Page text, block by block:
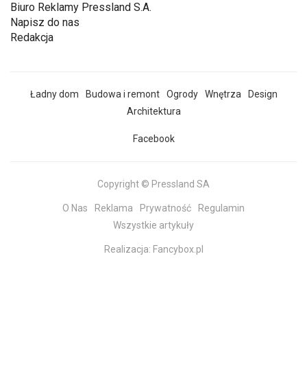
Biuro Reklamy Pressland S.A.
Napisz do nas
Redakcja
Ładny dom Budowa i remont Ogrody Wnętrza
Design
Architektura
Facebook
Copyright © Pressland SA
O Nas Reklama Prywatność
Regulamin
Wszystkie artykuły
Realizacja: Fancybox.pl